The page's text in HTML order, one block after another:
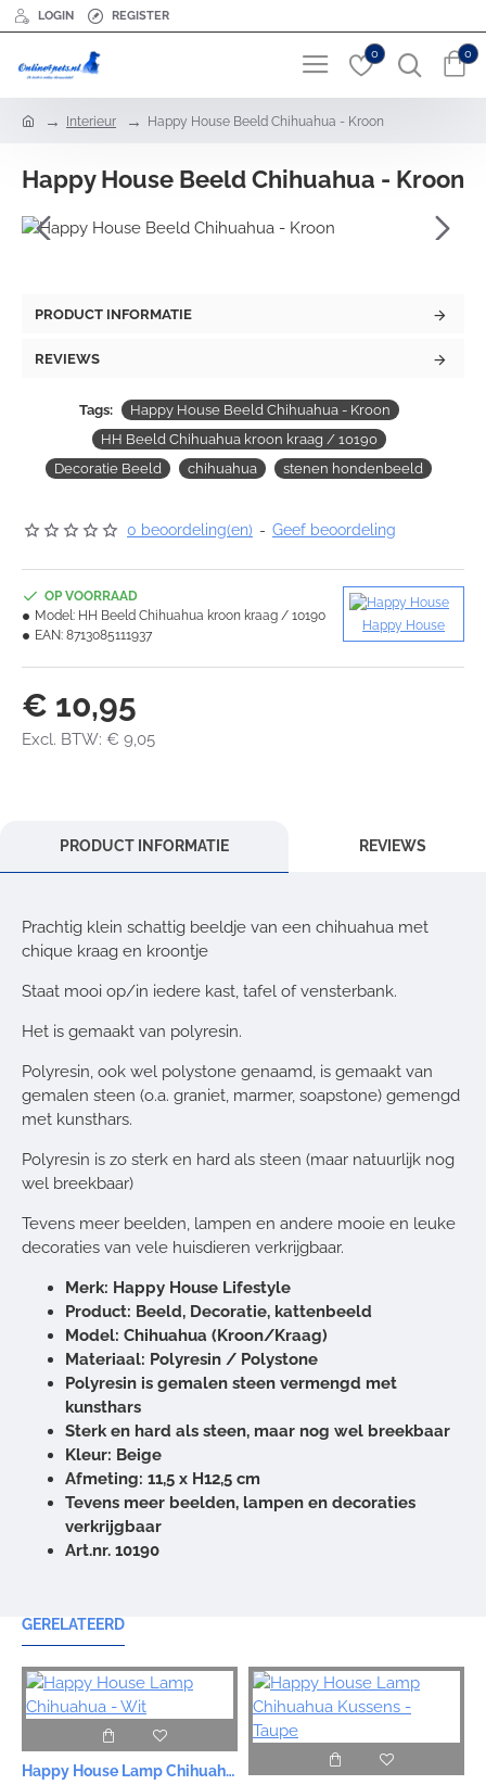
LOGIN REGISTER
0 0
e
Interieur Happy House Beeld Chihuahua - Kroon
Happy House Beeld Chihuahua - Kroon
PRODUCT INFORMATIE
REVIEWS
Tags:
Happy House Beeld Chihuahua - Kroon
HH Beeld Chihuahua kroon kraag / 10190
Decoratie Beeld
chihuahua stenen hondenbeeld
0 beoordeling(en) - Geef beoordeling
€ 10,95
Excl. BTW: € 9,05
OP VOORRAAD
Model: HH Beeld Chihuahua kroon kraag / 10190
EAN: 8713085111937
Happy House
PRODUCT INFORMATIE REVIEWS
Prachtig klein schattig beeldje van een chihuahua met
chique kraag en kroontje
Staat mooi op/in iedere kast, tafel of vensterbank.
Het is gemaakt van polyresin.
Polyresin, ook wel polystone genaamd, is gemaakt van
gemalen steen (o.a. graniet, marmer, soapstone) gemengd
met kunsthars.
Polyresin is zo sterk en hard als steen (maar natuurlijk nog
wel breekbaar)
Tevens meer beelden, lampen en andere mooie en leuke
decoraties van vele huisdieren verkrijgbaar.
Merk: Happy House Lifestyle
Product: Beeld, Decoratie, kattenbeeld
Model: Chihuahua (Kroon/Kraag)
Materiaal: Polyresin / Polystone
Polyresin is gemalen steen vermengd met
kunsthars
Sterk en hard als steen, maar nog wel breekbaar
Kleur: Beige
Afmeting: 11,5 x H12,5 cm
Tevens meer beelden, lampen en decoraties
verkrijgbaar
Art.nr. 10190
GERELATEERD
Happy House Lamp Chihuahua - Wit